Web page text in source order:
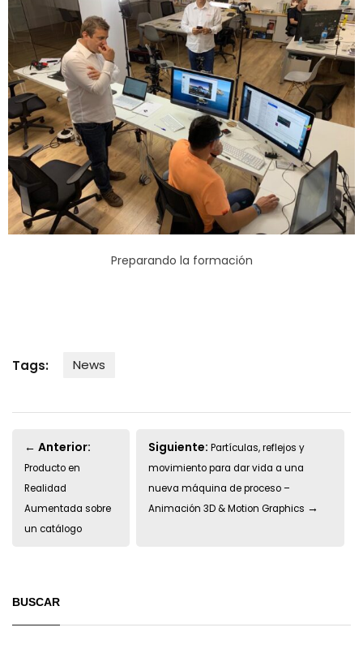
Preparando la formación
Tags: News
← Anterior:
Producto en
Realidad
Aumentada sobre
un catálogo
Siguiente: Partículas, reflejos y
movimiento para dar vida a una
nueva máquina de proceso –
Animación 3D & Motion Graphics →
BUSCAR